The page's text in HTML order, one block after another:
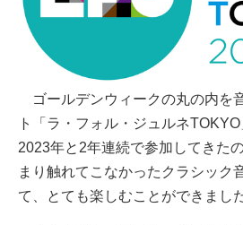
ゴールデンウィークの丸の内を
ト「ラ・フォル・ジュルネTOKYO
2023年と2年連続で参加してきた
まり触れてこなかったクラシック
て、とても楽しむことができました